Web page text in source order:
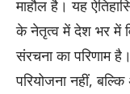
माहौल है। यह
के नेतृत्व में देश भर में
संरचना का परिणाम
परियोजना नहीं,